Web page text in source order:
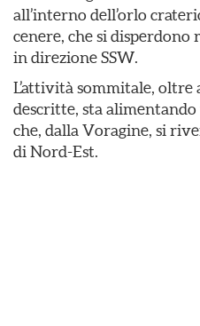
all’interno dell’orlo
cenere, che si
in direzione SSW.
L’attività sommitale, oltre
descritte, sta
che, dalla Voragine, si
di Nord-Est.